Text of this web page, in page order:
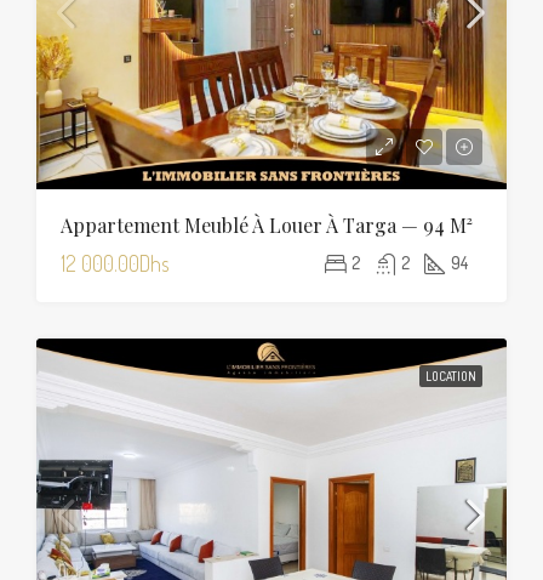
Appartement Meublé À Louer À Targa — 94 M²
12 000.00Dhs 2 2 94
LOCATION